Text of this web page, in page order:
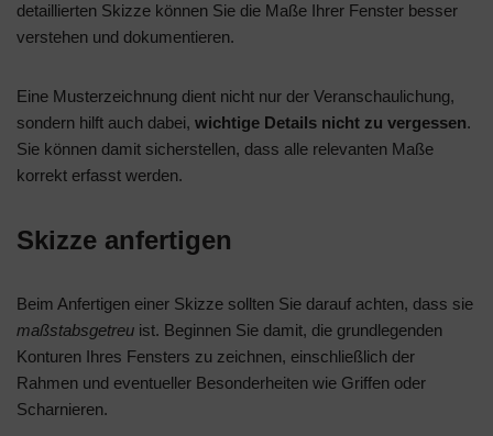
detaillierten Skizze können Sie die Maße Ihrer Fenster besser
verstehen und dokumentieren.
Eine Musterzeichnung dient nicht nur der Veranschaulichung,
sondern hilft auch dabei, wichtige Details nicht zu vergessen.
Sie können damit sicherstellen, dass alle relevanten Maße
korrekt erfasst werden.
Skizze anfertigen
Beim Anfertigen einer Skizze sollten Sie darauf achten, dass sie
maßstabsgetreu ist. Beginnen Sie damit, die grundlegenden
Konturen Ihres Fensters zu zeichnen, einschließlich der
Rahmen und eventueller Besonderheiten wie Griffen oder
Scharnieren.